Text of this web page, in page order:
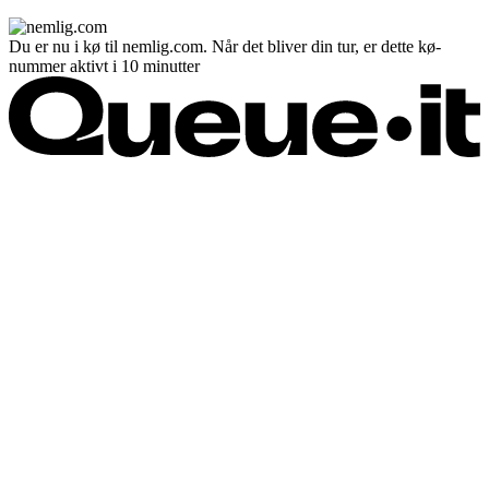
Du er nu i kø til nemlig.com. Når det bliver din tur, er dette kø-
nummer aktivt i 10 minutter